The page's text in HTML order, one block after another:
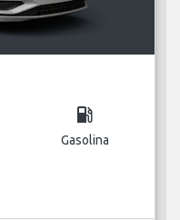
local_gas_station
Gasolina